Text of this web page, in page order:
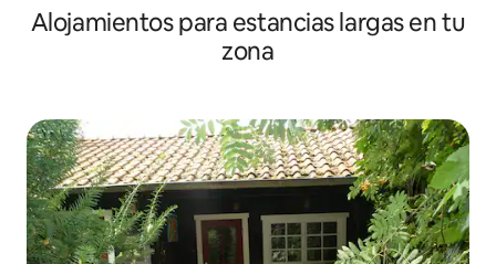
Alojamientos para estancias largas en tu
zona